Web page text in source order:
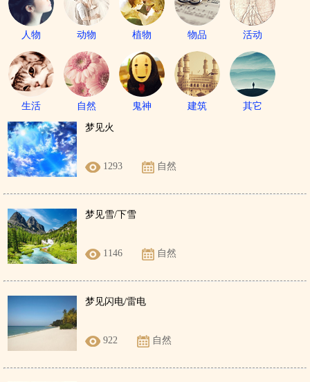
人物 动物 植物 物品 活动
生活 自然 鬼神 建筑 其它
梦见火
1293 自然
梦见雪/下雪
1146 自然
梦见闪电/雷电
922 自然